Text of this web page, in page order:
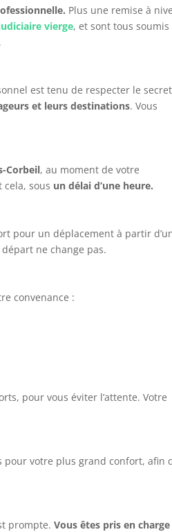
Plus une remise à
vierge, et sont tous soumis
est tenu de respecter le secret
et leurs destinations. Vous
Corbeil, au moment de votre
cela, sous un délai d’une heure.
pour un déplacement à partir
ne change pas.
convenance :
pour vous éviter l’attente. Votre
pour votre plus grand confort, afin
prompte.Vous êtes pris en